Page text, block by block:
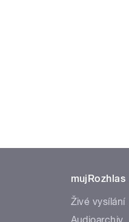
mujRozhlas
Živé vysílání